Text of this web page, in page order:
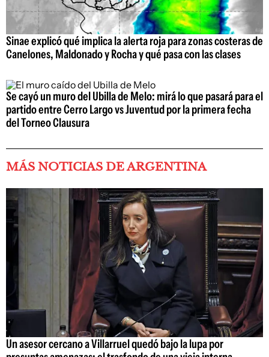
Sinae explicó qué implica la alerta roja para zonas costeras de
Canelones, Maldonado y Rocha y qué pasa con las clases
Se cayó un muro del Ubilla de Melo: mirá lo que pasará para el
partido entre Cerro Largo vs Juventud por la primera fecha
del Torneo Clausura
MÁS NOTICIAS DE ARGENTINA
Un asesor cercano a Villarruel quedó bajo la lupa por